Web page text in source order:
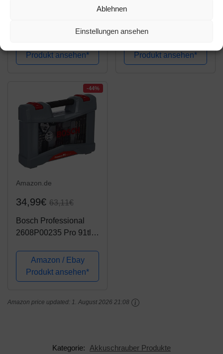
Ablehnen
Einstellungen ansehen
Produkt ansehen*
Bit-Set mit LED-
Rollgabelschlüssel
Produkt ansehen*
-44%
Amazon.de
34,99€ 63,11€
Bosch Professional
2608P00235 Pro 91tlg.
Premium, 91 Stück
Amazon / Ebay
Produkt ansehen*
Amazon price updated: 1. August 2026 21:08
Kategorie:
Akkuschrauber Produkte